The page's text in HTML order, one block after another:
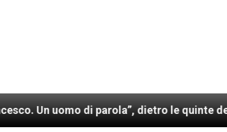
di parola”, dietro le quinte